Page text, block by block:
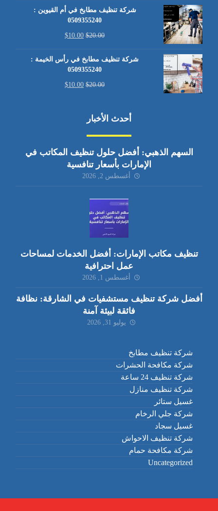
شركة تنظيف مطابخ في أم القيوين :
0509355240
$20.00
$10.00
شركة تنظيف مطابخ في رأس الخيمة :
0509355240
$20.00
$10.00
أحدث الأخبار
السهم الذهبي: أفضل حلول تنظيف المكاتب في
الإمارات بأسعار تنافسية
أغسطس 2, 2026
تنظيف مكاتب الإمارات: أفضل الخدمات لمساحات
عمل احترافية
أغسطس 1, 2026
أفضل شركة تنظيف مستشفيات في الشارقة: نظافة
فائقة لبيئة آمنة
يوليو 31, 2026
شركة تنظيف مطابخ
شركة مكافحة الحشرات
شركة تنظيف 24 ساعة
شركة تنظيف منازل
غسيل ستائر
شركة جلي الرخام
غسيل سجاد
شركة تنظيف الاحواش
شركة مكافحة حمام
Uncategorized